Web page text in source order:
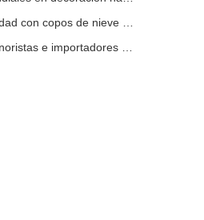
¿Por qué los minoristas e importadores globales eligen Christmas Queen?: Una guía B2B completa para la búsqueda de decoración navideña